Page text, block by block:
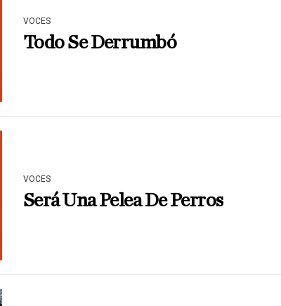
VOCES
Todo Se Derrumbó
VOCES
Será Una Pelea De Perros